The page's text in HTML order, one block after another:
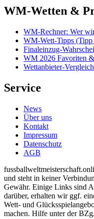
WM-Wetten &
WM-Rechner: Wer
WM-Wett-Tipps (Tipp
Finaleinzug-
WM 2026 Favoriten
Wettanbieter-Vergleich
Service
News
Über uns
Kontakt
Impressum
Datenschutz
AGB
und steht in keiner
Gewähr. Einige Links sind
darüber, erhalten wir ggf.
Wett- und
machen. Hilfe unter der